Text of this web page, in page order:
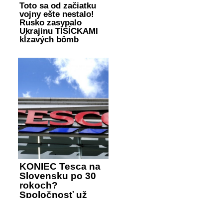
Toto sa od začiatku
vojny ešte nestalo!
Rusko zasypalo
Ukrajinu TISÍCKAMI
kĺzavých bômb
KONIEC Tesca na
Slovensku po 30
rokoch?
Spoločnosť už